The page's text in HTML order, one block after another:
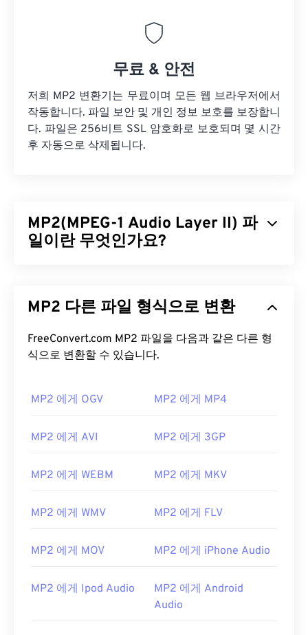
무료 & 안전
저희 MP2 변환기는 무료이며 모든 웹 브라우저에서
작동합니다. 파일 보안 및 개인 정보 보호를 보장합니
다. 파일은 256비트 SSL 암호화로 보호되며 몇 시간
후 자동으로 삭제됩니다.
MP2(MPEG-1 Audio Layer II) 파
일이란 무엇인가요?
MP2는 일반적으로 디지털 오디오 방송(DAB
), 디지
에 사용됩니다. 이 파일 형식은 일반 소비자보다 전문
방송사에서 더 많이 사용됩니다.
MP2 파일을 어떻게 여나요?
VLC 미디어 플레이어
입니다. 이 플레이어는 대부분
Windows에서는Windows Media Player,KMPlayer
Cyberlink PowerDVD
jetAudio ,Winamp
션입니다.
개발자:
ISO IEC
동영상 전문가 그룹
MP2 다른 파일 형식으로 변환
FreeConvert.com MP2 파일을 다음과 같은 다른 형
식으로 변환할 수 있습니다.
MP2 에게 OGV MP2 에게 MP4
MP2 에게 AVI MP2 에게 3GP
MP2 에게 WEBM MP2 에게 MKV
MP2 에게 WMV MP2 에게 FLV
MP2 에게 MOV MP2 에게 iPhone Audio
MP2 에게 Ipod Audio
MP2 에게 Android
Audio